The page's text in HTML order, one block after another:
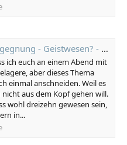
Geistwesen? - Das Esoterikforum
ich euch an einem Abend mit
aber dieses Thema
einmal anschneiden. Weil es
nicht aus dem Kopf gehen will.
wohl dreizehn gewesen sein,
in...